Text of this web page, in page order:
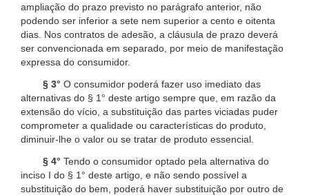
ampliação do prazo previsto no parágrafo anterior, não
podendo ser inferior a sete nem superior a cento e oitenta
dias. Nos contratos de adesão, a cláusula de prazo deverá
ser convencionada em separado, por meio de manifestação
expressa do consumidor.
§ 3° O consumidor poderá fazer uso imediato das
alternativas do § 1° deste artigo sempre que, em razão da
extensão do vício, a substituição das partes viciadas puder
comprometer a qualidade ou características do produto,
diminuir-lhe o valor ou se tratar de produto essencial.
§ 4° Tendo o consumidor optado pela alternativa do
inciso I do § 1° deste artigo, e não sendo possível a
substituição do bem, poderá haver substituição por outro de